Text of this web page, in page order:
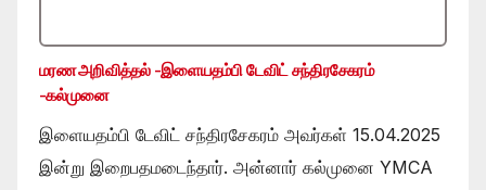
மரண அறிவித்தல் -இளையதம்பி டேவிட் சந்திரசேகரம்
-கல்முனை
இளையதம்பி டேவிட் சந்திரசேகரம் அவர்கள் 15.04.2025
இன்று இறைபதமடைந்தார். அன்னார் கல்முனை YMCA